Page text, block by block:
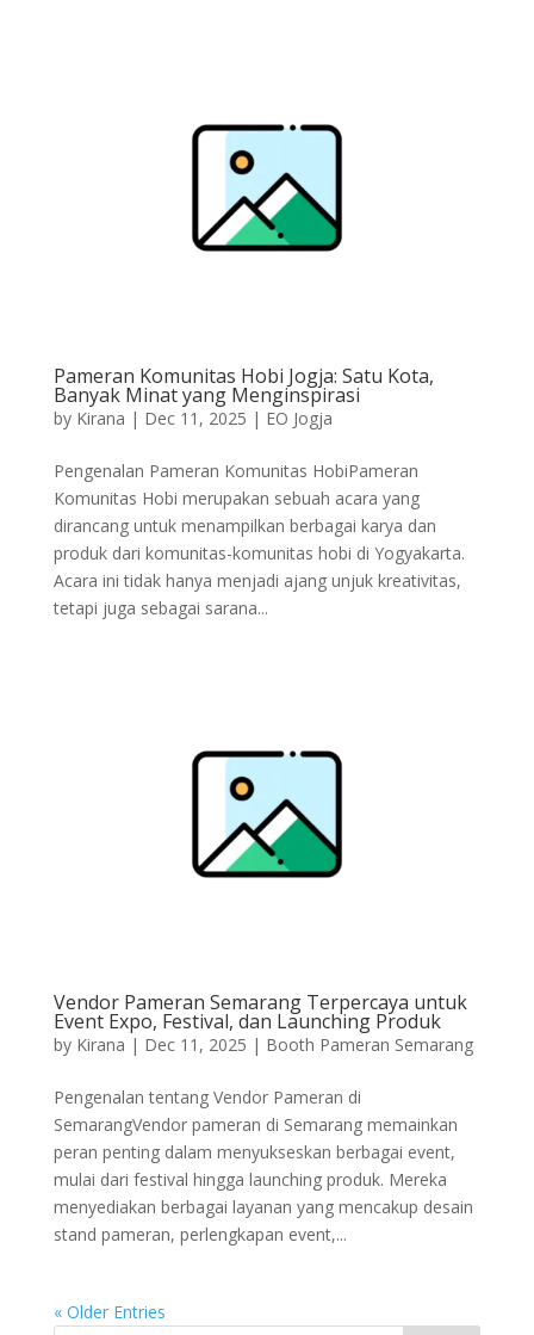
Pameran Komunitas Hobi Jogja: Satu Kota,
Banyak Minat yang Menginspirasi
by Kirana | Dec 11, 2025 | EO Jogja
Pengenalan Pameran Komunitas HobiPameran
Komunitas Hobi merupakan sebuah acara yang
dirancang untuk menampilkan berbagai karya dan
produk dari komunitas-komunitas hobi di Yogyakarta.
Acara ini tidak hanya menjadi ajang unjuk kreativitas,
tetapi juga sebagai sarana...
Vendor Pameran Semarang Terpercaya untuk
Event Expo, Festival, dan Launching Produk
by Kirana | Dec 11, 2025 | Booth Pameran Semarang
Pengenalan tentang Vendor Pameran di
SemarangVendor pameran di Semarang memainkan
peran penting dalam menyukseskan berbagai event,
mulai dari festival hingga launching produk. Mereka
menyediakan berbagai layanan yang mencakup desain
stand pameran, perlengkapan event,...
« Older Entries